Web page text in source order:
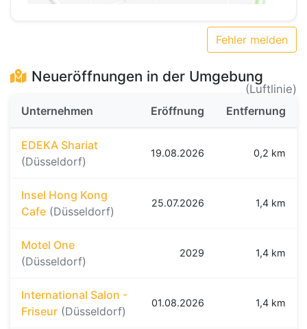
Fehler melden
Neueröffnungen in der Umgebung
(Luftlinie)
Unternehmen
Eröffnung Entfernung
EDEKA Shariat
(Düsseldorf)
19.08.2026 0,2 km
Insel Hong Kong
Cafe (Düsseldorf)
25.07.2026 1,4 km
Motel One
(Düsseldorf)
2029 1,4 km
International Salon -
Friseur (Düsseldorf)
01.08.2026 1,4 km